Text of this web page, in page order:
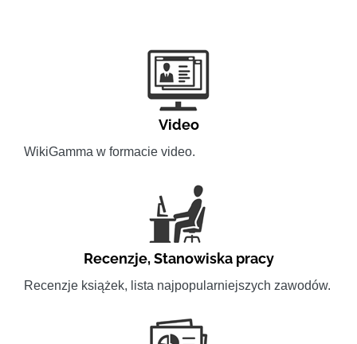
Video
WikiGamma w formacie video.
Recenzje,Stanowiska pracy
Recenzje książek, lista najpopularniejszych zawodów.